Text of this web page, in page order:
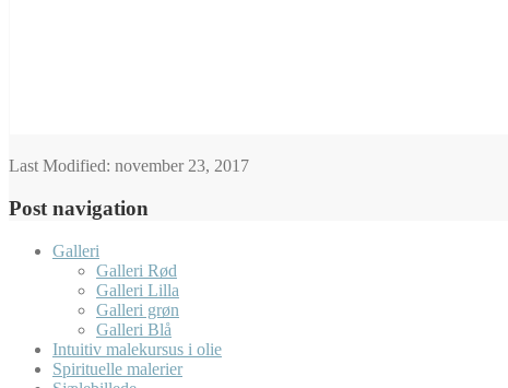
Last Modified: november 23, 2017
Post navigation
Galleri
Galleri Rød
Galleri Lilla
Galleri grøn
Galleri Blå
Intuitiv malekursus i olie
Spirituelle malerier